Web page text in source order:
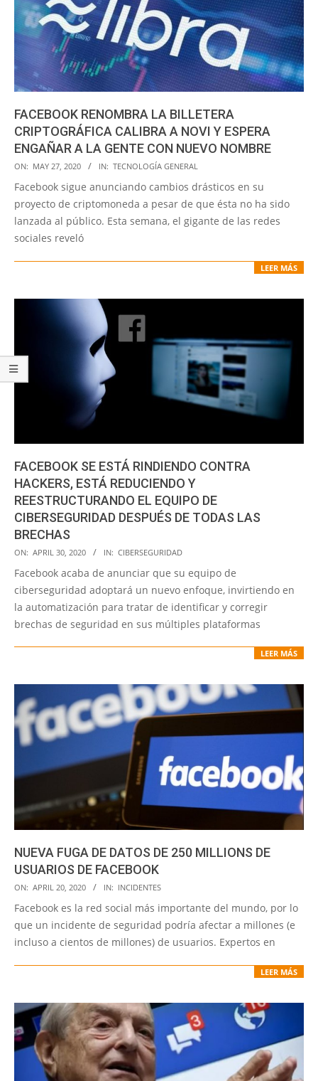
FACEBOOK RENOMBRA LA BILLETERA
CRIPTOGRÁFICA CALIBRA A NOVI Y ESPERA
ENGAÑAR A LA GENTE CON NUEVO NOMBRE
2020-
05-
27
ON: MAY 27, 2020 IN: TECNOLOGÍA GENERAL
Facebook sigue anunciando cambios drásticos en su
proyecto de criptomoneda a pesar de que ésta no ha sido
lanzada al público. Esta semana, el gigante de las redes
sociales reveló
LEER MÁS
FACEBOOK SE ESTÁ RINDIENDO CONTRA
HACKERS, ESTÁ REDUCIENDO Y
REESTRUCTURANDO EL EQUIPO DE
CIBERSEGURIDAD DESPUÉS DE TODAS LAS
BRECHAS
2020-
04-
30
ON: APRIL 30, 2020 IN: CIBERSEGURIDAD
Facebook acaba de anunciar que su equipo de
ciberseguridad adoptará un nuevo enfoque, invirtiendo en
la automatización para tratar de identificar y corregir
brechas de seguridad en sus múltiples plataformas
LEER MÁS
NUEVA FUGA DE DATOS DE 250 MILLIONS DE
USUARIOS DE FACEBOOK
2020-
04-
20
ON: APRIL 20, 2020 IN: INCIDENTES
Facebook es la red social más importante del mundo, por lo
que un incidente de seguridad podría afectar a millones (e
incluso a cientos de millones) de usuarios. Expertos en
LEER MÁS